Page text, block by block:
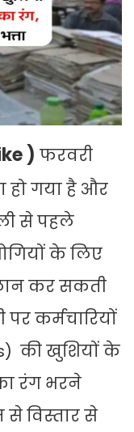
) फरवरी
हो गया है और
से पहले
के लिए
कर सकती
कर्मचारियों
की खुशियों के
रंग भरने
विस्तार से